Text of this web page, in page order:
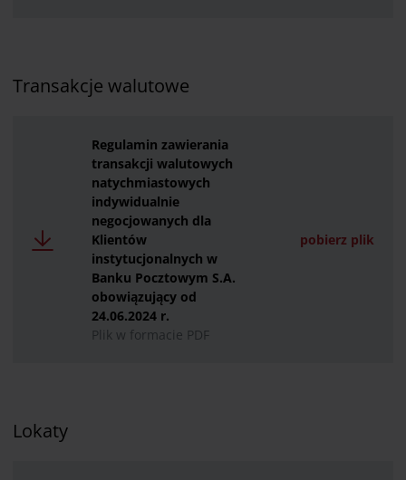
Transakcje walutowe
Regulamin zawierania
transakcji walutowych
natychmiastowych
indywidualnie
negocjowanych dla
Klientów
instytucjonalnych w
Banku Pocztowym S.A.
obowiązujący od
24.06.2024 r.
Plik w formacie PDF
pobierz plik
Lokaty